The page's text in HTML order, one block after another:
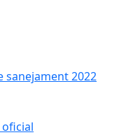
sanejament 2022